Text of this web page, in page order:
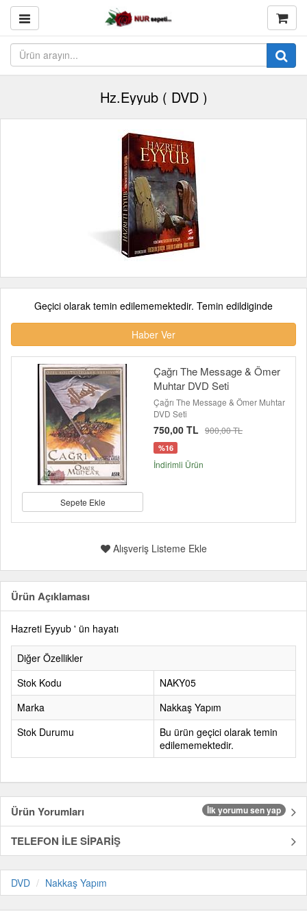
Hz.Eyyub ( DVD )
Geçici olarak temin edilememektedir. Temin edildiginde
Haber Ver
Sepete Ekle
Çağrı The Message & Ömer
Muhtar DVD Seti
Çağrı The Message & Ömer Muhtar
DVD Seti
750,00 TL 900,00 TL
%16
İndirimli Ürün
Alışveriş Listeme Ekle
Ürün Açıklaması
Hazreti Eyyub ' ün hayatı
Diğer Özellikler
Stok Kodu
NAKY05
Marka
Nakkaş Yapım
Stok Durumu
Bu ürün geçici olarak temin
edilememektedir.
Ürün Yorumları İlk yorumu sen yap
TELEFON İLE SİPARİŞ
DVD Nakkaş Yapım